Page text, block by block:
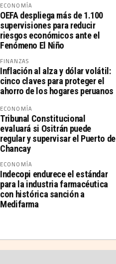
ECONOMÍA
OEFA despliega más de 1.100
supervisiones para reducir
riesgos económicos ante el
Fenómeno El Niño
FINANZAS
Inflación al alza y dólar volátil:
cinco claves para proteger el
ahorro de los hogares peruanos
ECONOMÍA
Tribunal Constitucional
evaluará si Ositrán puede
regular y supervisar el Puerto de
Chancay
ECONOMÍA
Indecopi endurece el estándar
para la industria farmacéutica
con histórica sanción a
Medifarma